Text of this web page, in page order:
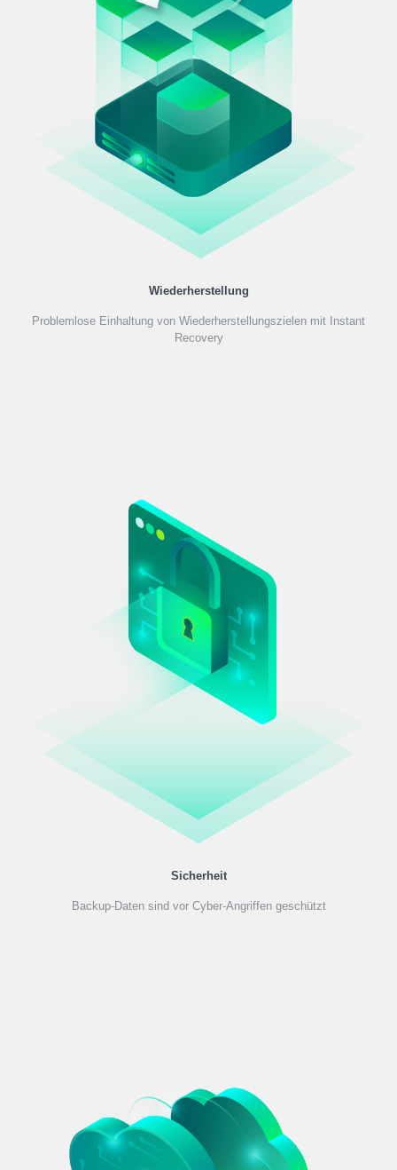
Wiederherstellung
Problemlose Einhaltung von Wiederherstellungszielen mit Instant
Recovery
Sicherheit
Backup-Daten sind vor Cyber-Angriffen geschützt